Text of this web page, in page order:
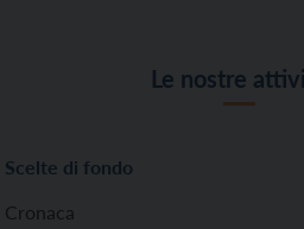
Le nostre
Scelte di fondo
Cronaca